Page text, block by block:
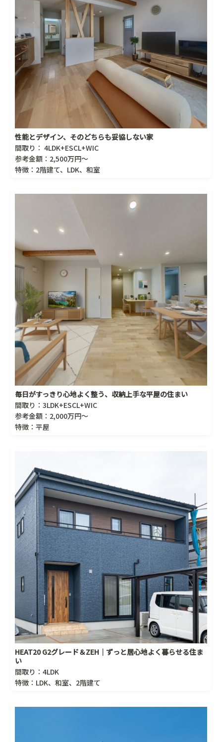
性能とデザイン、そのどちらも妥協しない家
間取り： 4LDK+ESCL+WIC
参考金額：2,500万円～
特徴：2階建て、LDK、和室
毎日がすっきり心地よく整う、収納上手な平屋の住まい
間取り：3LDK+ESCL+WIC
参考金額：2,000万円～
特徴：平屋
HEAT20 G2グレード＆ZEH｜ずっと居心地よく暮らせる住ま
い
間取り：4LDK
特徴：LDK、和室、2階建て